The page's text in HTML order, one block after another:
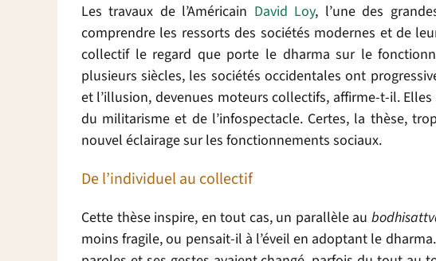
Les travaux de l’Américain David Loy, l’une des
comprendre les ressorts des sociétés modernes et de
collectif le regard que porte le dharma sur le
plusieurs siècles, les sociétés occidentales ont
et l’illusion, devenues moteurs collectifs, affirme-t-il.
du militarisme et de l’infospectacle. Certes, la thèse,
nouvel éclairage sur les fonctionnements sociaux.
De l’individuel au collectif
Cette thèse inspire, en tout cas, un parallèle au
moins fragile, ou pensait-il à l’éveil en adoptant le